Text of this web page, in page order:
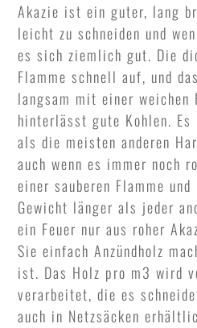
Akazie ist ein guter, lang
leicht zu schneiden und
es sich ziemlich gut. Die
Flamme schnell auf, und
langsam mit einer weichen
hinterlässt gute Kohlen.
als die meisten anderen
auch wenn es immer noch
einer sauberen Flamme
Gewicht länger als jeder
ein Feuer nur aus roher
Sie einfach Anzündholz
ist. Das Holz pro m3 wird
verarbeitet, die es
auch in Netzsäcken